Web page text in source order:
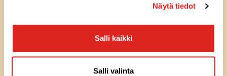
Näytä tiedot
Salli kaikki
Salli valinta
i
Olemme
täällä